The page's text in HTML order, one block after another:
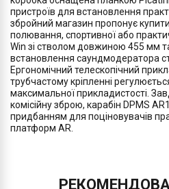
пристроїв для встановлення
збройний магазин пропонує
полювання, спортивної або
Win зі стволом довжиною 455 мм
встановлення саундмодератора
Ергономічний телескопічний
трубчастому кріпленні
максимальної прикладистості.
комісійну зброю, карабін DPMS
придбанням для поціновувачів
платформ AR.